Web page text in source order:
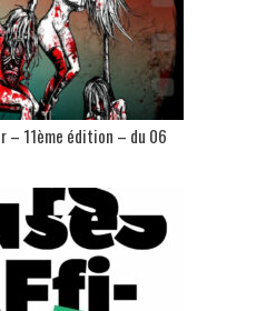
– 11ème édition – du 06